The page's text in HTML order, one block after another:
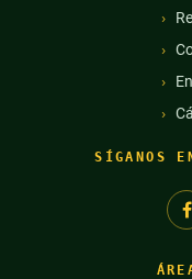
SÍGANOS